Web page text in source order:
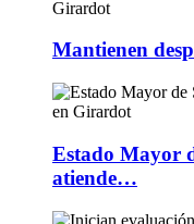
Mantienen
Estado Mayor
atiende…